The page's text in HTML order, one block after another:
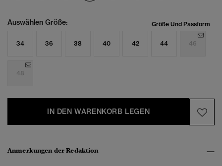
Auswählen Größe: Größe Und Passform
34 36 38 40 42 44 46
48
IN DEN WARENKORB LEGEN
Anmerkungen der Redaktion